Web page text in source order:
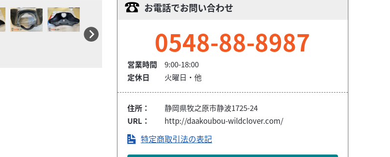
お電話でお問い合わせ
0548-88-8987
営業時間
9:00-18:00
定休日
火曜日・他
住所：
静岡県牧之原市静波1725-24
URL：
http://daakoubou-wildclover.com/
特定商取引法の表記